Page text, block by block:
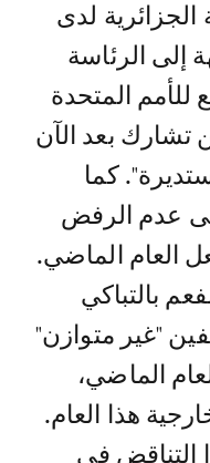
الجزائرية لدى
إلى الرئاسة
للأمم المتحدة
تشارك بعد الآن
كما
عدم الرفض
2654 كما فعل العام الماضي.
بالتباكي
"غير متوازن"
الماضي،
هذا العام.
التناقض في